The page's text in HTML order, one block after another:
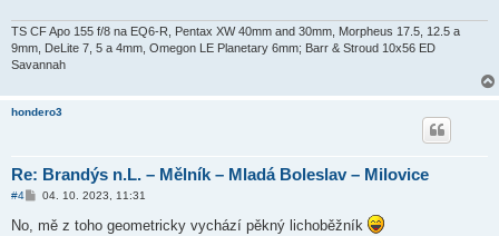
TS CF Apo 155 f/8 na EQ6-R, Pentax XW 40mm and 30mm, Morpheus 17.5, 12.5 a
9mm, DeLite 7, 5 a 4mm, Omegon LE Planetary 6mm; Barr & Stroud 10x56 ED
Savannah
hondero3
Re: Brandýs n.L. – Mělník – Mladá Boleslav – Milovice
#4
P
í
04. 10. 2023, 11:31
No, mě z toho geometricky vychází pěkný lichoběžník